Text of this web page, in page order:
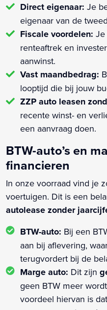
Direct eigenaar: Je
eigenaar van de
Fiscale voordelen:
renteaftrek en
aanwinst.
Vast maandbedrag:
looptijd die bij jouw
ZZP auto leasen
recente winst- en
een aanvraag doen.
BTW-auto’s en
financieren
In onze voorraad vind je
voertuigen. Dit is een
autolease zonder
BTW-auto: Bij een
aan bij aflevering,
terugvordert bij de
Marge auto: Dit zijn
geen BTW meer
voordeel hiervan is